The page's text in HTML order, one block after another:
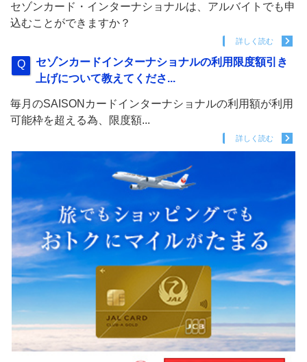
セゾンカード・インターナショナルは、アルバイトでも申
込むことができますか？
詳しく読む
セゾンカードインターナショナルの利用限度額引き
上げについて教えてくださ...
毎月のSAISONカードインターナショナルの利用額が利用
可能枠を超える為、限度額...
詳しく読む